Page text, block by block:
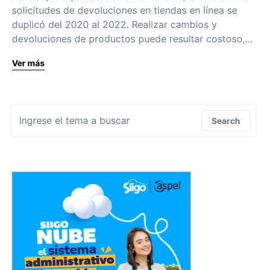
solicitudes de devoluciones en tiendas en línea se
duplicó del 2020 al 2022. Realizar cambios y
devoluciones de productos puede resultar costoso,…
Ver más
Search